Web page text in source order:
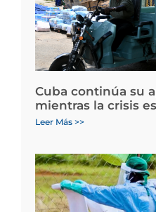
Cuba continúa su
mientras la crisis
Leer Más >>